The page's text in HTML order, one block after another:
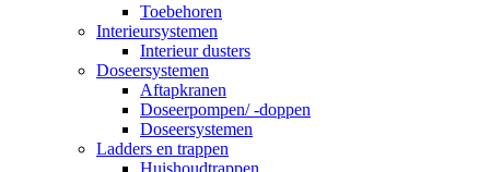
Toebehoren
Interieursystemen
Interieur dusters
Doseersystemen
Aftapkranen
Doseerpompen/ -doppen
Doseersystemen
Ladders en trappen
Huishoudtrappen